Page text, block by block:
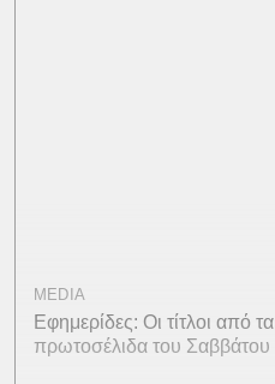
MEDIA
Εφημερίδες: Οι τίτλοι από τα
πρωτοσέλιδα του Σαββάτου